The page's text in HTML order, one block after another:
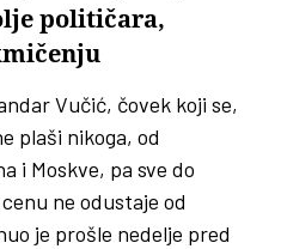
političara,
Vučić, čovek koji se,
plaši nikoga, od
i Moskve, pa sve do
ne odustaje od
je prošle nedelje pred